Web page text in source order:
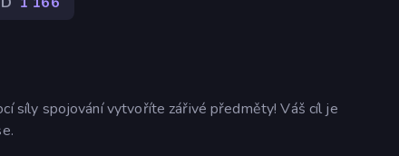
síly spojování vytvoříte zářivé předměty! Váš cíl je